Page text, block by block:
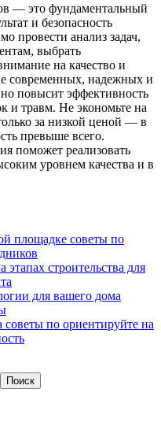
— это фундаментальный
и безопасность
провести анализ задач,
выбрать
на качество и
современных, надежных и
повысит эффективность
и травм. Не экономьте на
за низкой ценой — в
превыше всего.
поможет реализовать
уровнем качества и в
площадке советы по
строительства для
для вашего дома
по ориентируйте на
Поиск